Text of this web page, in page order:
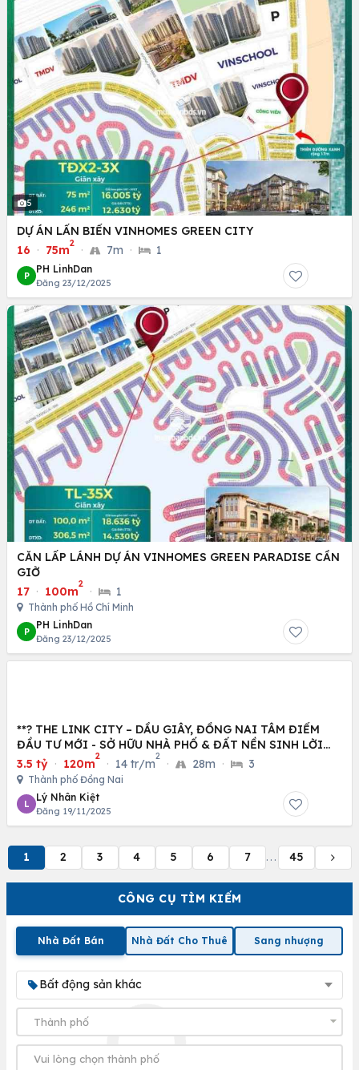
CÔNG CỤ TÌM KIẾM
Nhà Đất Bán Nhà Đất Cho Thuê Sang nhượng
Bất động sản khác
5
DỰ ÁN LẤN BIỂN VINHOMES GREEN CITY
16 · 75m
2
· 7m · 1
P
PH LinhDan
Đăng 23/12/2025
CĂN LẤP LÁNH DỰ ÁN VINHOMES GREEN PARADISE CẦN
GIỜ
17 · 100m
2
· 1
Thành phố Hồ Chí Minh
P
PH LinhDan
Đăng 23/12/2025
**? THE LINK CITY – DẦU GIÂY, ĐỒNG NAI TÂM ĐIỂM
ĐẦU TƯ MỚI - SỞ HỮU NHÀ PHỐ & ĐẤT NỀN SINH LỜI
CAO
3.5 tỷ · 120m
2
· 14 tr/m
2
· 28m · 3
Thành phố Đồng Nai
L
Lý Nhân Kiệt
Đăng 19/11/2025
1 2 3 4 5 6 7 ... 45